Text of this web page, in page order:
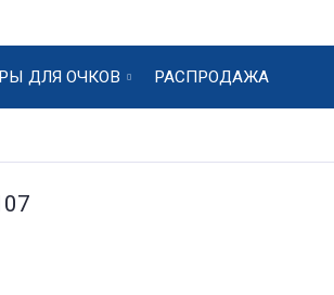
ДЛЯ ОЧКОВ РАСПРОДАЖА